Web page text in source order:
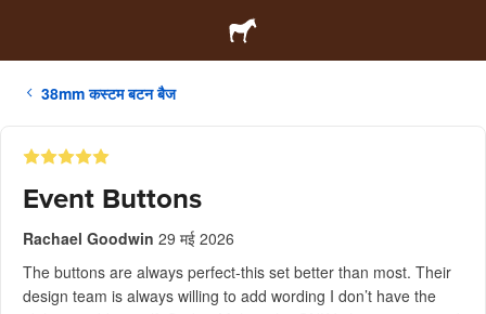
38mm कस्टम बटन बैज
Event Buttons
Rachael Goodwin 29 मई 2026
The buttons are always perfect-this set better than most. Their
design team is always willing to add wording I don’t have the